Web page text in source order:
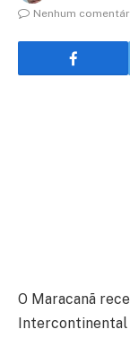
Nenhum
O Maracanã
Intercontinental